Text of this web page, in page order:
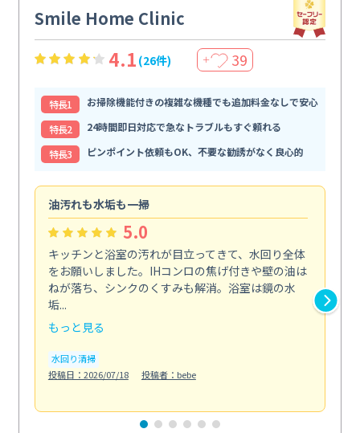
Smile Home Clinic
4.1 (26件) ＋ 39
特⻑1
お掃除機能付きの複雑な機種でも追加料金なしで安心
特⻑2
24時間即日対応で急なトラブルもすぐ頼れる
特⻑3
ピンポイント依頼もOK、不要な勧誘がなく良心的
油汚れも水垢も一掃
5.0
キッチンと浴室の汚れが目立ってきて、水回り全体
をお願いしました。IHコンロの焦げ付きや壁の油は
ねが落ち、シンクのくすみも解消。浴室は鏡の水
垢...
もっと見る
水回り清掃
投稿日：2026/07/18
投稿者：bebe